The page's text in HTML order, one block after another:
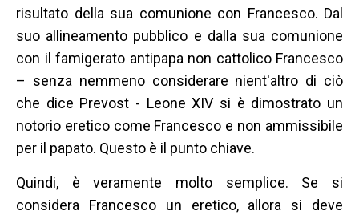
risultato della sua comunione con Francesco. Dal
suo allineamento pubblico e dalla sua comunione
con il famigerato antipapa non cattolico Francesco
– senza nemmeno considerare nient'altro di ciò
che dice Prevost - Leone XIV si è dimostrato un
notorio eretico come Francesco e non ammissibile
per il papato. Questo è il punto chiave.
Quindi, è veramente molto semplice. Se si
considera Francesco un eretico, allora si deve